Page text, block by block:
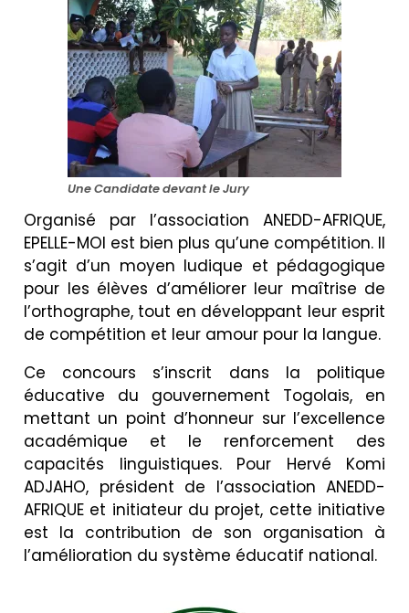
Une Candidate devant le Jury
Organisé par l’association ANEDD-AFRIQUE,
EPELLE-MOI est bien plus qu’une compétition. Il
s’agit d’un moyen ludique et pédagogique
pour les élèves d’améliorer leur maîtrise de
l’orthographe, tout en développant leur esprit
de compétition et leur amour pour la langue.
Ce concours s’inscrit dans la politique
éducative du gouvernement Togolais, en
mettant un point d’honneur sur l’excellence
académique et le renforcement des
capacités linguistiques. Pour Hervé Komi
ADJAHO, président de l’association ANEDD-
AFRIQUE et initiateur du projet, cette initiative
est la contribution de son organisation à
l’amélioration du système éducatif national.